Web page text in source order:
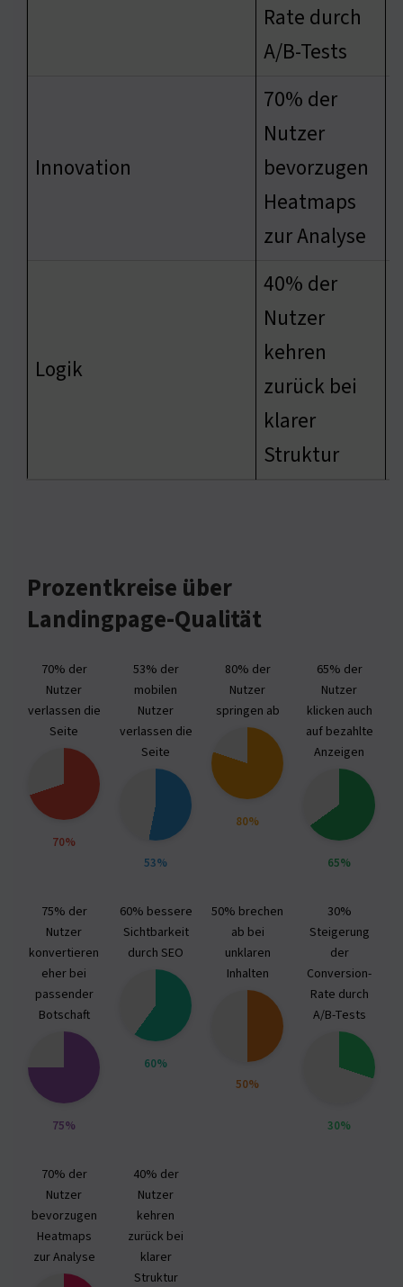
Rate durch
A/B-Tests
Innovation
70% der
Nutzer
bevorzugen
Heatmaps
zur Analyse
Logik
40% der
Nutzer
kehren
zurück bei
klarer
Struktur
Prozentkreise über
Landingpage-Qualität
70% der
Nutzer
verlassen die
Seite
70%
53% der
mobilen
Nutzer
verlassen die
Seite
53%
80% der
Nutzer
springen ab
80%
65% der
Nutzer
klicken auch
auf bezahlte
Anzeigen
65%
75% der
Nutzer
konvertieren
eher bei
passender
Botschaft
75%
60% bessere
Sichtbarkeit
durch SEO
60%
50% brechen
ab bei
unklaren
Inhalten
50%
30%
Steigerung
der
Conversion-
Rate durch
A/B-Tests
30%
70% der
Nutzer
bevorzugen
Heatmaps
zur Analyse
40% der
Nutzer
kehren
zurück bei
klarer
Struktur